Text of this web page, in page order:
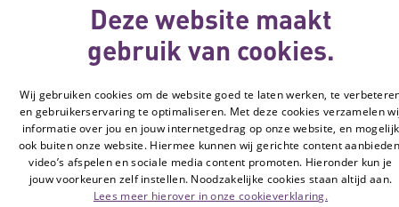
Deze website maakt
gebruik van cookies.
Wij gebruiken cookies om de website goed te laten werken, te
en gebruikerservaring te optimaliseren. Met deze cookies verzamelen
informatie over jou en jouw internetgedrag op onze website, en mogelijk
ook buiten onze website. Hiermee kunnen wij gerichte content
video’s afspelen en sociale media content promoten. Hieronder kun je
jouw voorkeuren zelf instellen. Noodzakelijke cookies staan altijd aan.
Lees meer hierover in onze cookieverklaring.